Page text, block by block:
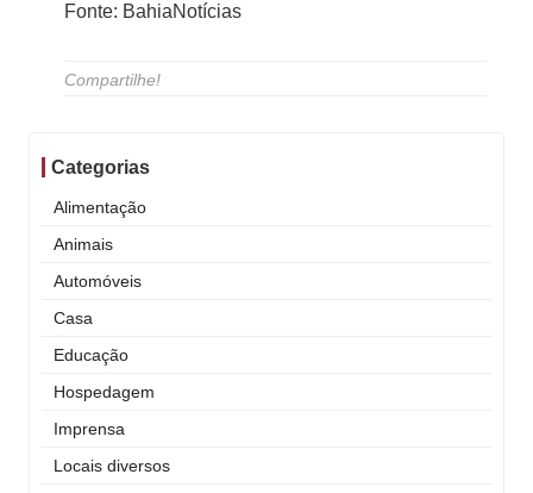
Fonte: BahiaNotícias
Compartilhe!
Categorias
Alimentação
Animais
Automóveis
Casa
Educação
Hospedagem
Imprensa
Locais diversos